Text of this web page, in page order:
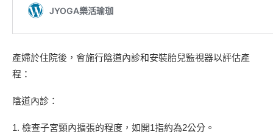
產婦於住院後，會施行陰道內診和安裝胎兒監視器以評估產
程：
陰道內診：
1. 檢查子宮頸內擴張的程度，如開1指約為2公分。